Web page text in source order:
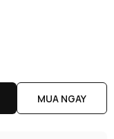
MUA NGAY